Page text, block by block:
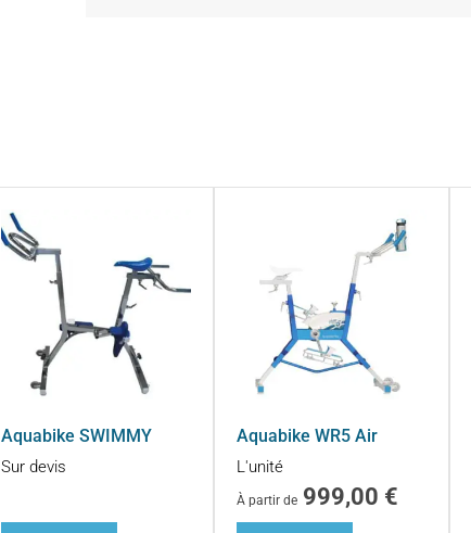
Aquabike SWIMMY
Sur devis
Aquabike WR5 Air
L'unité
À partir de 999,00 €